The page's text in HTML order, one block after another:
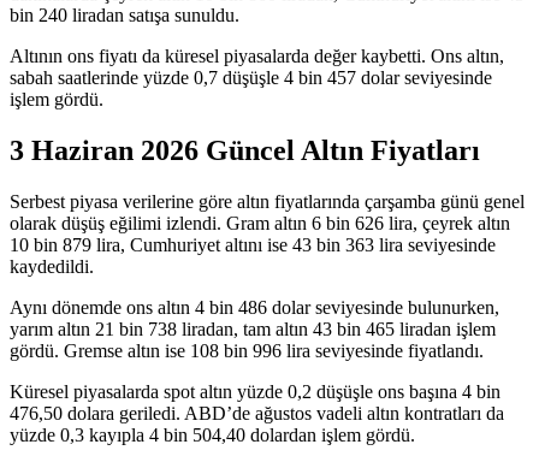
bin 240 liradan satışa sunuldu.
Altının ons fiyatı da küresel piyasalarda değer kaybetti. Ons altın,
sabah saatlerinde yüzde 0,7 düşüşle 4 bin 457 dolar seviyesinde
işlem gördü.
3 Haziran 2026 Güncel Altın Fiyatları
Serbest piyasa verilerine göre altın fiyatlarında çarşamba günü genel
olarak düşüş eğilimi izlendi. Gram altın 6 bin 626 lira, çeyrek altın
10 bin 879 lira, Cumhuriyet altını ise 43 bin 363 lira seviyesinde
kaydedildi.
Aynı dönemde ons altın 4 bin 486 dolar seviyesinde bulunurken,
yarım altın 21 bin 738 liradan, tam altın 43 bin 465 liradan işlem
gördü. Gremse altın ise 108 bin 996 lira seviyesinde fiyatlandı.
Küresel piyasalarda spot altın yüzde 0,2 düşüşle ons başına 4 bin
476,50 dolara geriledi. ABD’de ağustos vadeli altın kontratları da
yüzde 0,3 kayıpla 4 bin 504,40 dolardan işlem gördü.